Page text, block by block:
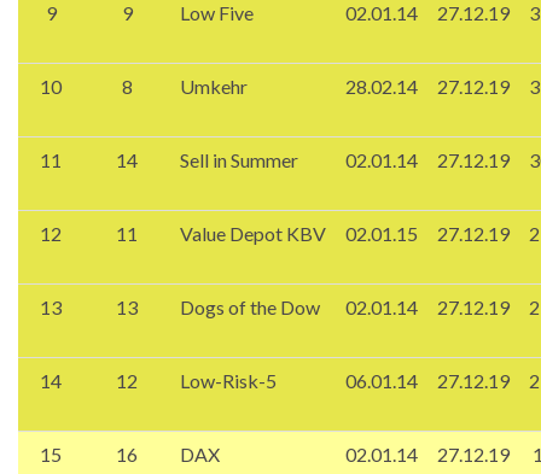
9 9 Low Five 02.01.14 27.12.19
10 8 Umkehr 28.02.14 27.12.19
11 14 Sell in Summer 02.01.14 27.12.19
12 11 Value Depot KBV 02.01.15 27.12.19
13 13 Dogs of the Dow 02.01.14 27.12.19
14 12 Low-Risk-5 06.01.14 27.12.19
15 16 DAX 02.01.14 27.12.19